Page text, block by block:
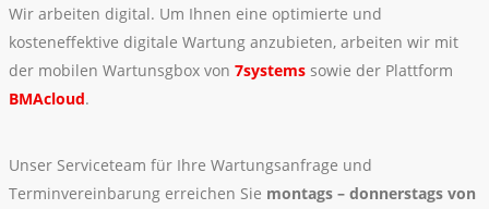
Wir arbeiten digital. Um Ihnen eine optimierte und
kosteneffektive digitale Wartung anzubieten, arbeiten wir mit
der mobilen Wartunsgbox von 7systemssowie der Plattform
BMAcloud.
Unser Serviceteam für Ihre Wartungsanfrage und
Terminvereinbarung erreichen Sie montags – donnerstags von